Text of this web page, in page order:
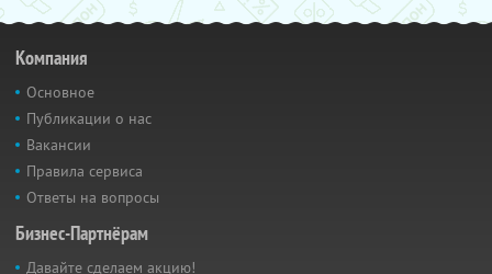
Компания
Основное
Публикации о нас
Вакансии
Правила сервиса
Ответы на вопросы
Бизнес-Партнёрам
Давайте сделаем акцию!